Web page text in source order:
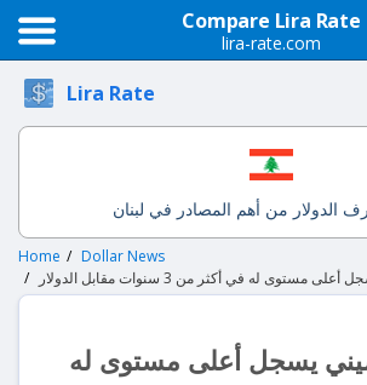
Compare Lira Rate
lira-rate.com
Lira Rate
الدولار من أهم المصادر في لبنان
Home
Dollar News
مستوى له في أكثر من 3 سنوات مقابل الدولار
يسجل أعلى مستوى له